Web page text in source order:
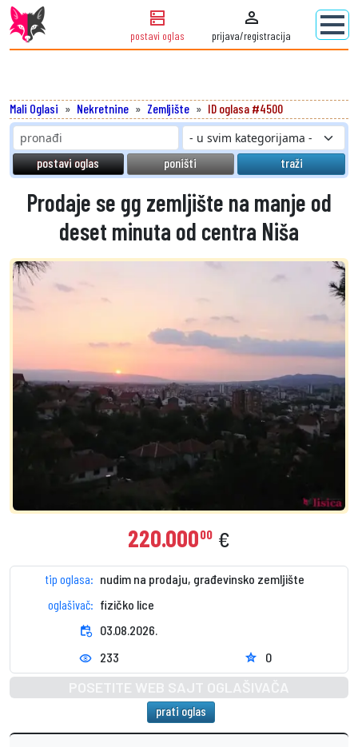
dns
postavi oglas
person
prijava/registracija
Mali Oglasi Nekretnine Zemljište ID oglasa #4500
traži
poništi
postavi oglas
Prodaje se gg zemljište na manje od
deset minuta od centra Niša
220.00000 €
tip oglasa: nudim na prodaju, građevinsko zemljište
oglašivač: fizičko lice
event_repeat 03.08.2026.
visibility 233 star 0
prati oglas